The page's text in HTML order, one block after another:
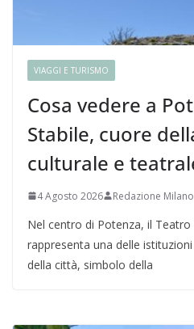
VIAGGI E TURISMO
Cosa vedere a
Stabile, cuore
culturale e
4 Agosto 2026 Redazione Milano
Nel centro di Potenza, il Teatro
rappresenta una delle
della città, simbolo della